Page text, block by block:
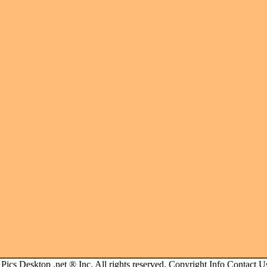
Pics Desktop .net ® Inc. All rights reserved. Copyright Info Contact